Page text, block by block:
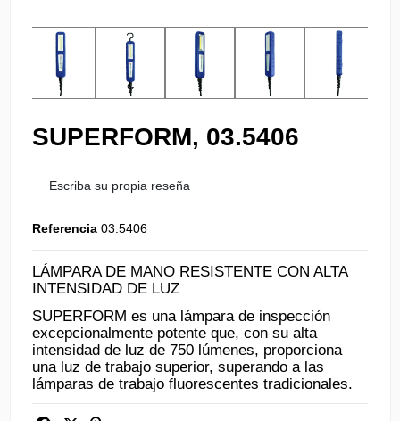
SUPERFORM, 03.5406
Escriba su propia reseña
Referencia 03.5406
LÁMPARA DE MANO RESISTENTE CON ALTA
INTENSIDAD DE LUZ
SUPERFORM es una lámpara de inspección
excepcionalmente potente que, con su alta
intensidad de luz de 750 lúmenes, proporciona
una luz de trabajo superior, superando a las
lámparas de trabajo fluorescentes tradicionales.